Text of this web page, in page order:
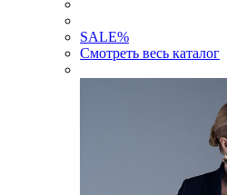
SALE%
Смотреть весь каталог